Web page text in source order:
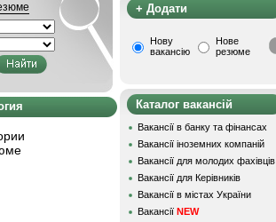
+ Додати
Нову
вакансію
Нове
резюме
Каталог вакансій
Вакансії в банку та фінансах
Вакансії іноземних компаній
Вакансії для молодих фахівців
Вакансії для Керівників
Вакансії в містах України
Вакансії NEW